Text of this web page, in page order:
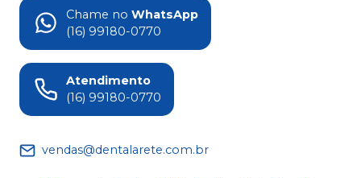
Chame no WhatsApp
(16) 99180-0770
Atendimento
(16) 99180-0770
vendas@dentalarete.com.br